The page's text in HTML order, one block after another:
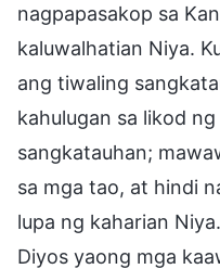
nagpapasakop sa
kaluwalhatian Niya.
ang tiwaling
kahulugan sa likod
sangkatauhan;
sa mga tao, at hindi
lupa ng kaharian
Diyos yaong mga